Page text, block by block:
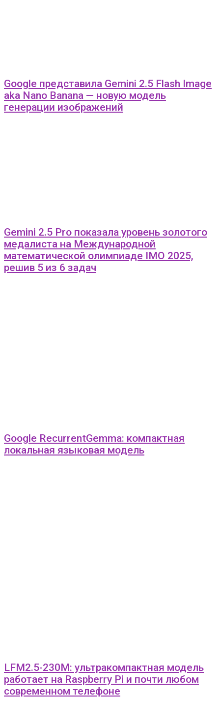
Google представила Gemini 2.5 Flash Image
aka Nano Banana — новую модель
генерации изображений
Gemini 2.5 Pro показала уровень золотого
медалиста на Международной
математической олимпиаде IMO 2025,
решив 5 из 6 задач
Google RecurrentGemma: компактная
локальная языковая модель
LFM2.5-230M: ультракомпактная модель
работает на Raspberry Pi и почти любом
современном телефоне